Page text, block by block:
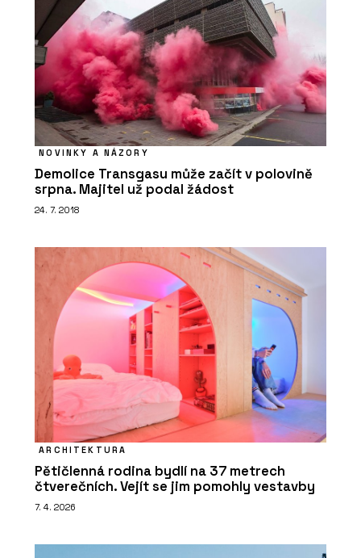
NOVINKY A NÁZORY
Demolice Transgasu může začít v polovině
srpna. Majitel už podal žádost
24. 7. 2018
ARCHITEKTURA
Pětičlenná rodina bydlí na 37 metrech
čtverečních. Vejít se jim pomohly vestavby
7. 4. 2026